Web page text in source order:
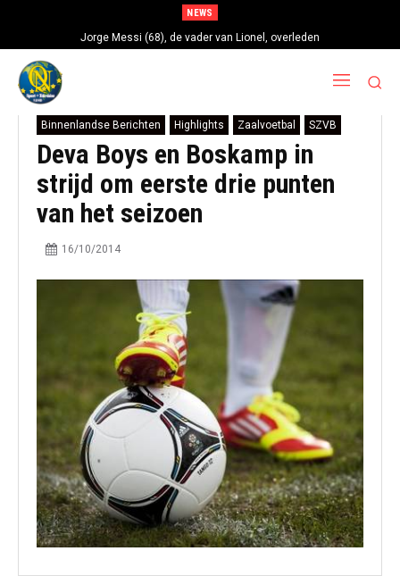
NEWS
Jorge Messi (68), de vader van Lionel, overleden
Binnenlandse Berichten Highlights Zaalvoetbal SZVB
Deva Boys en Boskamp in
strijd om eerste drie punten
van het seizoen
16/10/2014